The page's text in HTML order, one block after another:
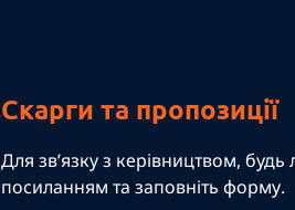
Скарги та пропозиції
Для зв’язку з керівництвом, будь
посиланням та заповніть форму.